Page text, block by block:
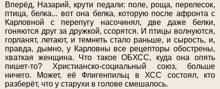
Вперёд, Назарий, крути педали: поле, роща, перелесок,
птица, белка... вот она белка, которую после афронта с
Карловной с перепугу насочинял, две даже белки,
гоняются друг за дружкой, ссорятся. И птицы волнуются,
горланят, летают, и темнеть стало раньше, и сырость, и,
правда, дымно, у Карловны все рецепторы обострены,
хваткая женщина. Что такое ОБХСС, куда она опять
пишет-то? Христианско-социальный союз, больше
ничего. Может, её Флигенпильц в ХСС состоял, кто
разберёт, что у старухи в голове смешалось.